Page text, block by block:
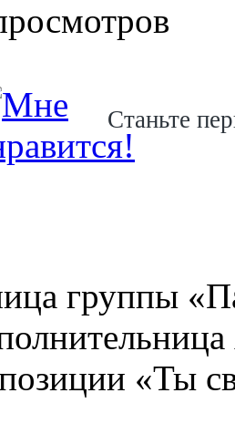
Станьте
группы
«Ты